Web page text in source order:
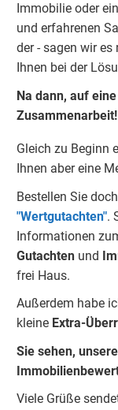
Immobilie oder
und erfahrenen
der - sagen wir
Ihnen bei der
Na dann, auf
Zusammenarbeit!
Gleich zu Beginn
Ihnen aber eine
Bestellen Sie
"Wertgutachten".
Informationen
Gutachten und
frei Haus.
Außerdem habe
kleine Extra-
Sie sehen,
Viele Grüße